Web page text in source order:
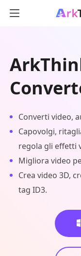
Converti video,
Capovolgi,
regola gli effetti
Migliora video
Crea video 3D,
tag ID3.